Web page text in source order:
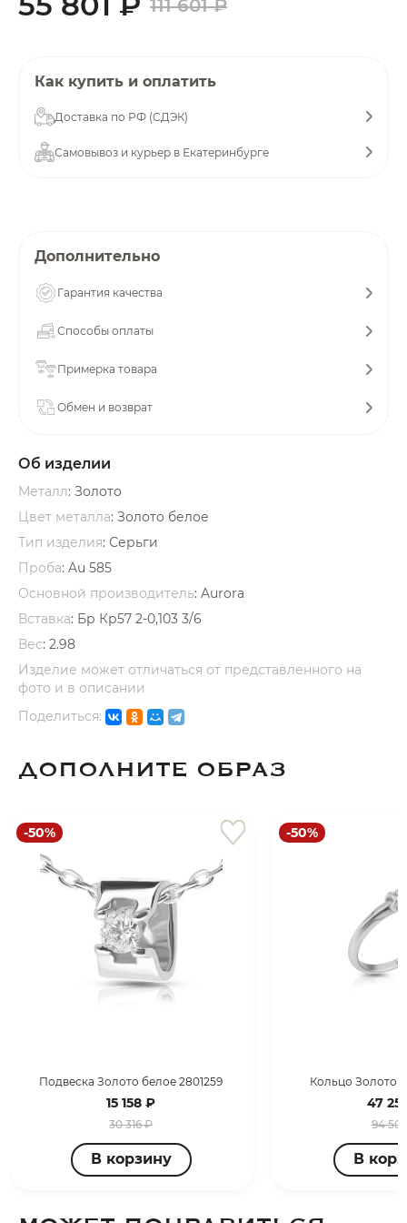
111 601 ₽
Как купить и оплатить
Доставка по РФ (СДЭК)
Самовывоз и курьер в Екатеринбурге
Дополнительно
Гарантия качества
Способы оплаты
Примерка товара
Обмен и возврат
Об изделии
Металл: Золото
Цвет металла: Золото белое
Тип изделия: Серьги
Проба: Au 585
Основной производитель: Aurora
Вставка: Бр Кр57 2-0,103 3/6
Вес: 2.98
Изделие может отличаться от представленного на
фото и в описании
Поделиться:
ДОПОЛНИТЕ ОБРАЗ
-50%
Подвеска Золото белое 2801259
15 158 ₽
30 316 ₽
В корзину
-50%
Кольцо Золото
47
94
В
об оплате Плайтом
Остались вопросы?
plait.ru